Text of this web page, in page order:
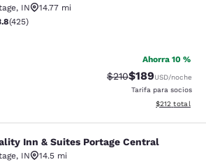
, IN
14.77 mi
de 3.79 estrellas. Bueno. 425 reseñas
(425)
Ahorra 10 %
Precio tachado:
$210Precio con
$189USD/noche
Tarifa para socios
Ver detalles
$212 total
Suites Portage Central
Inn & Suites Portage Central
, IN
14.5 mi